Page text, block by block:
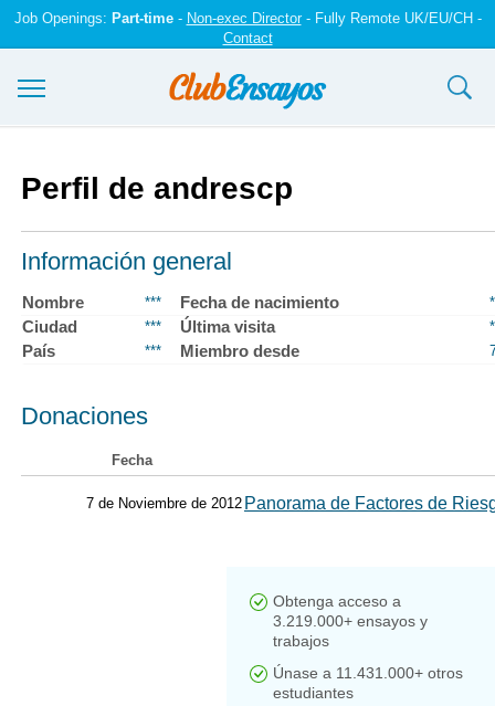
Job Openings: Part-time- Non-exec Director- Fully Remote UK/EU/CH -
Contact
Registrarse
Iniciar sesión
Contáctenos
Perfil de andrescp
Información general
Nombre *** Fecha de nacimiento
Ciudad *** Última visita
País *** Miembro desde
Donaciones
Fecha
7 de Noviembre de 2012 Panorama de Factores de
Obtenga acceso a
3.219.000+ ensayos y
trabajos
Únase a 11.431.000+ otros
estudiantes